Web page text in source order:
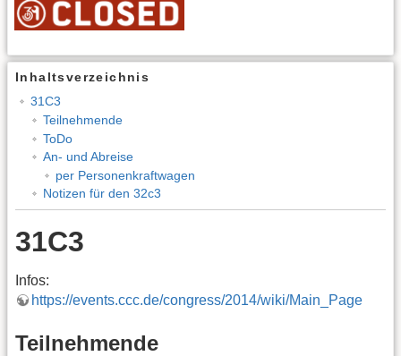
Inhaltsverzeichnis
31C3
Teilnehmende
ToDo
An- und Abreise
per Personenkraftwagen
Notizen für den 32c3
31C3
Infos:
https://events.ccc.de/congress/2014/wiki/Main_Page
Teilnehmende